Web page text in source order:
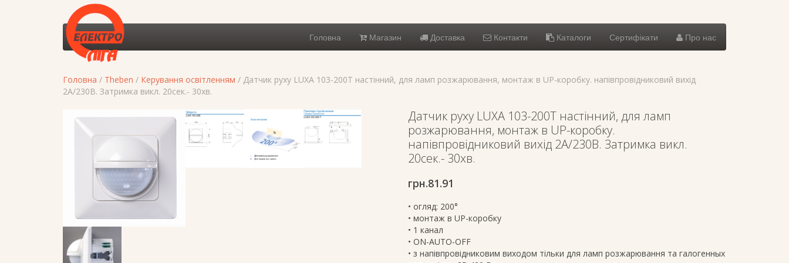
Головна Магазин Доставка Контакти Каталоги Сертифікати Про нас
Головна / Theben / Керування освітленням / Датчик руху LUXA 103-200T настінний, для ламп розжарювання, монтаж в UP-коробку. напівпровідниковий вихід
2А/230В. Затримка викл. 20сек.- 30хв.
Датчик руху LUXA 103-200T настінний, для ламп
розжарювання, монтаж в UP-коробку.
напівпровідниковий вихід 2А/230В. Затримка викл.
20сек.- 30хв.
грн.81.91
• огляд: 200°
• монтаж в UP-коробку
• 1 канал
• ON-AUTO-OFF
• з напівпровідниковим виходом тільки для ламп розжарювання та галогенных